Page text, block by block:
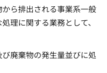
ら排出される事業系一般
理に関する業務として、
廃棄物の発生量並びに処